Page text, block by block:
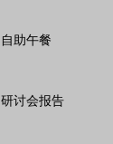
自助午餐
研讨会报告